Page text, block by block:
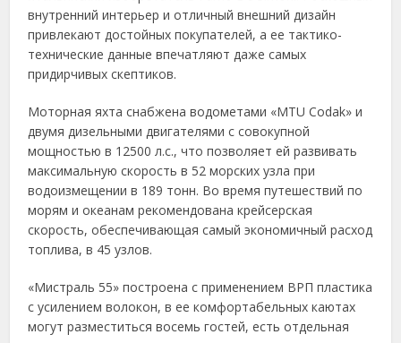
внутренний интерьер и отличный внешний дизайн
привлекают достойных покупателей, а ее тактико-
технические данные впечатляют даже самых
придирчивых скептиков.
Моторная яхта снабжена водометами «MTU Codak» и
двумя дизельными двигателями с совокупной
мощностью в 12500 л.с., что позволяет ей развивать
максимальную скорость в 52 морских узла при
водоизмещении в 189 тонн. Во время путешествий по
морям и океанам рекомендована крейсерская
скорость, обеспечивающая самый экономичный расход
топлива, в 45 узлов.
«Мистраль 55» построена с применением ВРП пластика
с усилением волокон, в ее комфортабельных каютах
могут разместиться восемь гостей, есть отдельная